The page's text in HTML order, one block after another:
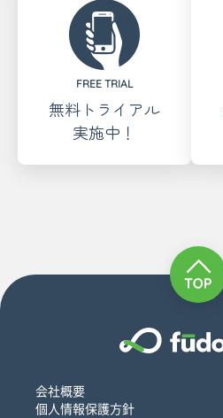
FREE TRIAL
無料トライアル
実施中！
会社概要
個人情報保護方針